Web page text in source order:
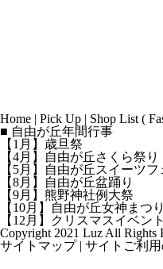
Home | Pick Up | Shop List (
■ 自由が丘年間行事
【1月】歳旦祭
【4月】自由が丘さくら祭り
【5月】自由が丘スイーツ
【8月】自由が丘盆踊り
【9月】熊野神社例大祭
【10月】自由が丘女神まつり
【12月】クリスマスイベント
Copyright 2021 Luz All Rights
サイトマップ| サイトご利